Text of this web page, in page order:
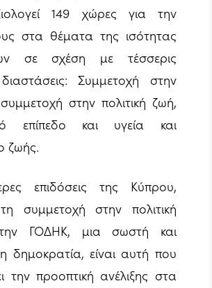
149 χώρες για την
στα θέματα της ισότητας
σε σχέση με τέσσερις
Συμμετοχή στην
στην πολιτική ζωή,
επίπεδο και υγεία και
ζωής.
επιδόσεις της Κύπρου,
συμμετοχή στην πολιτική
ΓΟΔΗΚ, μια σωστή και
δημοκρατία, είναι αυτή που
την προοπτική ανέλιξης στα